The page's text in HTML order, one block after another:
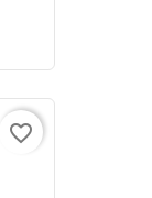
favorite_border